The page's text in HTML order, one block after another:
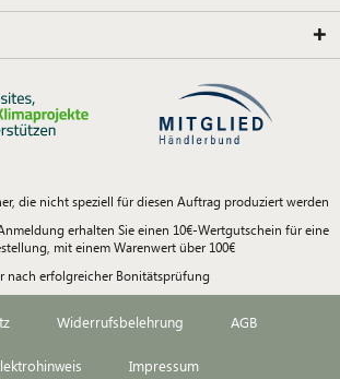
die nicht speziell für diesen Auftrag produziert werden
erhalten Sie einen 10€-Wertgutschein für eine
mit einem Warenwert über 100€
nach erfolgreicher Bonitätsprüfung
Widerrufsbelehrung AGB
Impressum